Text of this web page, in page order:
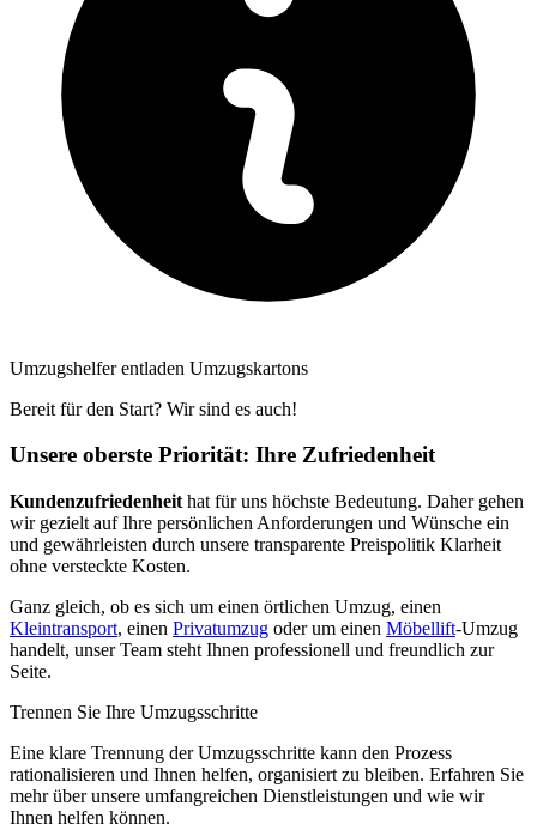
Umzugshelfer entladen Umzugskartons
Bereit für den Start? Wir sind es auch!
Unsere oberste Priorität: Ihre Zufriedenheit
Kundenzufriedenheit hat für uns höchste Bedeutung. Daher gehen
wir gezielt auf Ihre persönlichen Anforderungen und Wünsche ein
und gewährleisten durch unsere transparente Preispolitik Klarheit
ohne versteckte Kosten.
Ganz gleich, ob es sich um einen örtlichen Umzug, einen
Kleintransport, einen Privatumzug oder um einen Möbellift-Umzug
handelt, unser Team steht Ihnen professionell und freundlich zur
Seite.
Trennen Sie Ihre Umzugsschritte
Eine klare Trennung der Umzugsschritte kann den Prozess
rationalisieren und Ihnen helfen, organisiert zu bleiben. Erfahren Sie
mehr über unsere umfangreichen Dienstleistungen und wie wir
Ihnen helfen können.